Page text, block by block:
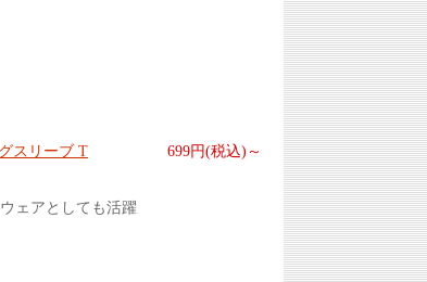
699円(税込)～
スリーブ T
ェアとしても活躍